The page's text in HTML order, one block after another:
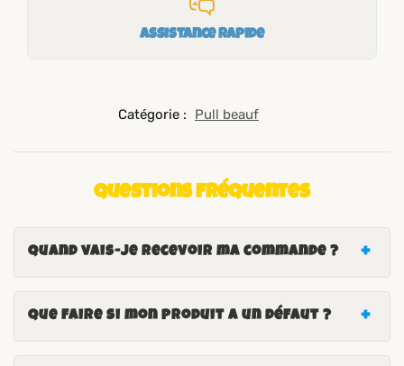
Assistance rapide
Catégorie : Pull beauf
Questions fréquentes
Quand vais-je recevoir ma commande ?
Que faire si mon produit a un défaut ?